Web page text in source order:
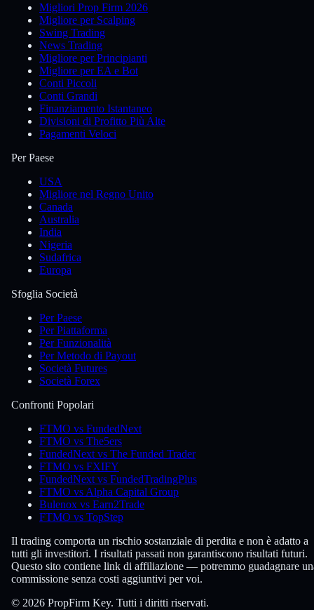
Migliori Prop Firm 2026
Migliore per Scalping
Swing Trading
News Trading
Migliore per Principianti
Migliore per EA e Bot
Conti Piccoli
Conti Grandi
Finanziamento Istantaneo
Divisioni di Profitto Più Alte
Pagamenti Veloci
Per Paese
USA
Migliore nel Regno Unito
Canada
Australia
India
Nigeria
Sudafrica
Europa
Sfoglia Società
Per Paese
Per Piattaforma
Per Funzionalità
Per Metodo di Payout
Società Futures
Società Forex
Confronti Popolari
FTMO vs FundedNext
FTMO vs The5ers
FundedNext vs The Funded Trader
FTMO vs FXIFY
FundedNext vs FundedTradingPlus
FTMO vs Alpha Capital Group
Bulenox vs Earn2Trade
FTMO vs TopStep
Il trading comporta un rischio sostanziale di perdita e non è adatto a
tutti gli investitori. I risultati passati non garantiscono risultati futuri.
Questo sito contiene link di affiliazione — potremmo guadagnare
commissione senza costi aggiuntivi per voi.
© 2026 PropFirm Key. Tutti i diritti riservati.